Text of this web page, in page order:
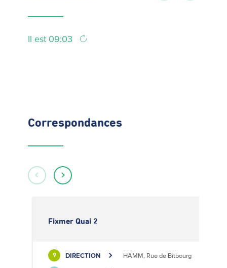
Il est 09:03
Correspondances
Fixmer Quai 2
9 DIRECTION HAMM, Rue de Bitbourg